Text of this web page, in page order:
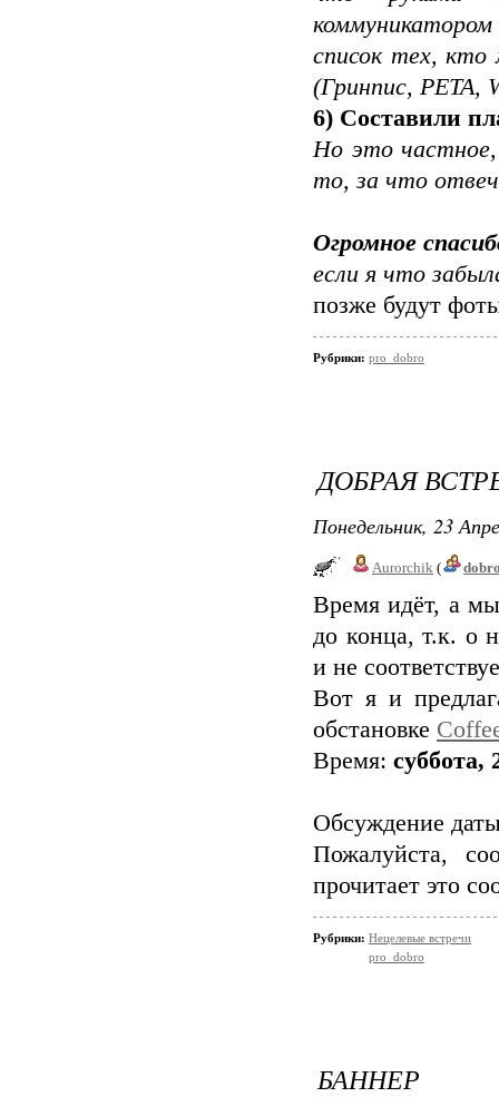
список тех, кто
(Гринпис, PETA,
6) Составили
Но это
то, за что
Огромное
если я что
позже будут
Рубрики: pro_dobro
ДОБРАЯ
Понедельник, 23
Aurorchik (
Время идёт, а
до конца, т.к. о
и не
Вот я и
обстановке
Время: суббота,
Обсуждение
Пожалуйста,
прочитает это
Рубрики: Нецелевые встречи
pro_dobro
БАННЕР